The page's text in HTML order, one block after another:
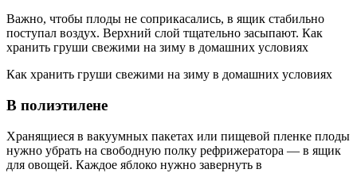
Важно, чтобы плоды не соприкасались, в ящик стабильно
поступал воздух. Верхний слой тщательно засыпают. Как
хранить груши свежими на зиму в домашних условиях
Как хранить груши свежими на зиму в домашних условиях
В полиэтилене
Хранящиеся в вакуумных пакетах или пищевой пленке плоды
нужно убрать на свободную полку рефрижератора — в ящик
для овощей. Каждое яблоко нужно завернуть в